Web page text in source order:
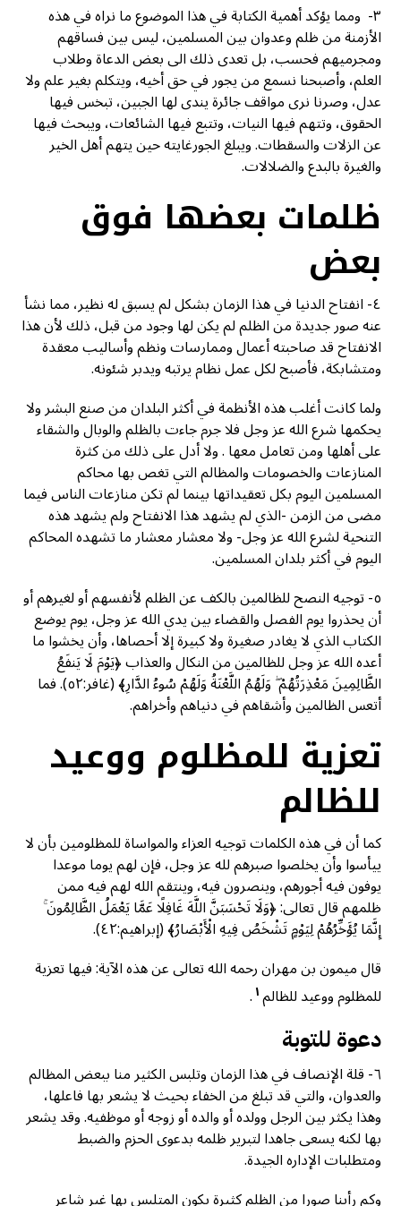
٣- ومما يؤكد أهمية الكتابة في هذا الموضوع ما نراه في هذه
الأزمنة من ظلم وعدوان بين المسلمين، ليس بين فساقهم
ومجرميهم فحسب، بل تعدى ذلك الى بعض الدعاة وطلاب
العلم، وأصبحنا نسمع من يجور في حق أخيه، ويتكلم بغير علم ولا
عدل، وصرنا نرى مواقف جائرة يندى لها الجبين، تبخس فيها
الحقوق، وتتهم فيها النيات، وتتبع فيها الشائعات، ويبحث فيها
عن الزلات والسقطات. ويبلغ الجورغايته حين يتهم أهل الخير
والغيرة بالبدع والضلالات.
ظلمات بعضها فوق
بعض
٤- انفتاح الدنيا في هذا الزمان بشكل لم يسبق له نظير، مما نشأ
عنه صور جديدة من الظلم لم يكن لها وجود من قبل، ذلك لأن هذا
الانفتاح قد صاحبته أعمال وممارسات ونظم وأساليب معقدة
ومتشابكة، فأصبح لكل عمل نظام يرتبه ويدبر شئونه.
ولما كانت أغلب هذه الأنظمة في أكثر البلدان من صنع البشر ولا
يحكمها شرع الله عز وجل فلا جرم جاءت بالظلم والوبال والشقاء
على أهلها ومن تعامل معها . ولا أدل على ذلك من كثرة
المنازعات والخصومات والمظالم التي تغص بها محاكم
المسلمين اليوم بكل تعقيداتها بينما لم تكن منازعات الناس فيما
مضى من الزمن -الذي لم يشهد هذا الانفتاح ولم يشهد هذه
التنحية لشرع الله عز وجل- ولا معشار معشار ما تشهده المحاكم
اليوم في أكثر بلدان المسلمين.
٥- توجيه النصح للظالمين بالكف عن الظلم لأنفسهم أو لغيرهم أو
أن يحذروا يوم الفصل والقضاء بين يدي الله عز وجل، يوم يوضع
الكتاب الذي لا يغادر صغيرة ولا كبيرة إلا أحصاها، وأن يخشوا ما
أعده الله عز وجل للظالمين من النكال والعذاب ﴿يَوْمَ لَا يَنفَعُ
الظَّالِمِينَ مَعْذِرَتُهُمْ ۖ وَلَهُمُ اللَّعْنَةُ وَلَهُمْ سُوءُ الدَّارِ﴾ (غافر:٥٢). فما
أتعس الظالمين وأشقاهم في دنياهم وأخراهم.
تعزية للمظلوم ووعيد
للظالم
كما أن في هذه الكلمات توجيه العزاء والمواساة للمظلومين بأن لا
ييأسوا وأن يخلصوا صبرهم لله عز وجل، فإن لهم يوما موعدا
يوفون فيه أجورهم، وينصرون فيه، وينتقم الله لهم فيه ممن
ظلمهم قال تعالى: ﴿وَلَا تَحْسَبَنَّ اللَّهَ غَافِلًا عَمَّا يَعْمَلُ الظَّالِمُونَ ۚ
إِنَّمَا يُؤَخِّرُهُمْ لِيَوْمٍ تَشْخَصُ فِيهِ الْأَبْصَارُ﴾ (إبراهيم:٤٢).
قال ميمون بن مهران رحمه الله تعالى عن هذه الآية: فيها تعزية
للمظلوم ووعيد للظالم١.
دعوة للتوبة
٦- قلة الإنصاف في هذا الزمان وتلبس الكثير منا ببعض المظالم
والعدوان، والتي قد تبلغ من الخفاء بحيث لا يشعر بها فاعلها،
وهذا يكثر بين الرجل وولده أو والده أو زوجه أو موظفيه. وقد يشعر
بها لكنه يسعى جاهدا لتبرير ظلمه بدعوى الحزم والضبط
ومتطلبات الإداره الجيدة.